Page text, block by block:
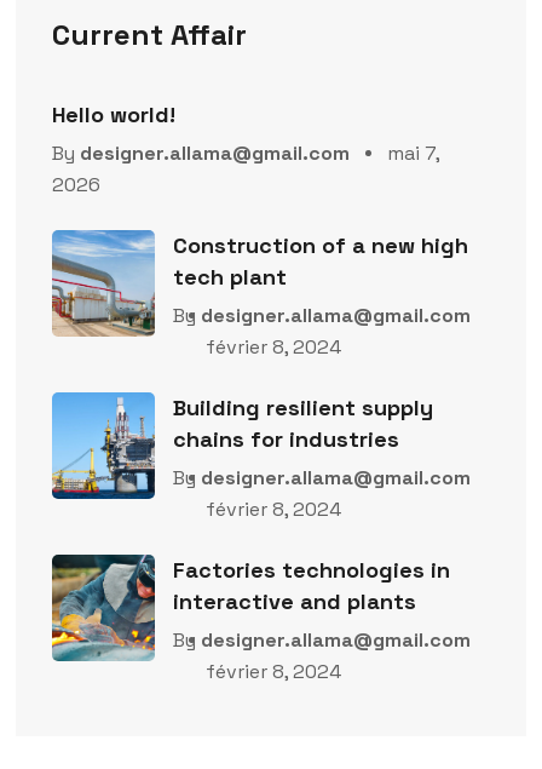
Current Affair
Hello world!
By designer.allama@gmail.com
mai 7,
2026
Construction of a new high
tech plant
By designer.allama@gmail.com
février 8, 2024
Building resilient supply
chains for industries
By designer.allama@gmail.com
février 8, 2024
Factories technologies in
interactive and plants
By designer.allama@gmail.com
février 8, 2024